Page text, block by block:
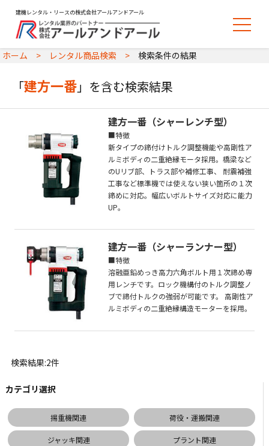
建機レンタル・リースの株式会社アールアンドアール
ホーム レンタル商品検索 検索条件の結果
「建方一番」を含む検索結果
カテゴリ選択
揚重機関連 荷役・運搬関連
ジャッキ関連 プラント関連
建方一番（シャーレンチ型）
■特徴
新タイプの締付けトルク調整機能や高剛性ア
ルミボディの二重絶縁モータ採用。橋梁など
のUリブ部、トラス部や補修工事、 耐震補強
工事など標準機では使えない狭い箇所の１次
締めに対応。幅広いボルトサイズ対応に能力
UP。
建方一番（シャーランナー型）
■特徴
溶融亜鉛めっき高力六角ボルト用１次締め専
用レンチです。ロック機構付のトルク調整ノ
ブで締付トルクの強弱が可能です。 高剛性ア
ルミボディの二重絶縁構造モーターを採用。
検索結果:2件